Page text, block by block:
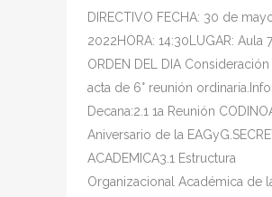
DIRECTIVO FECHA: 30 de
2022HORA: 14:30LUGAR: Aula
ORDEN DEL DIA Consideración
acta de 6° reunión
Decana:2.1 1a Reunión
Aniversario de la
ACADEMICA3.1 Estructura
Organizacional Académica de